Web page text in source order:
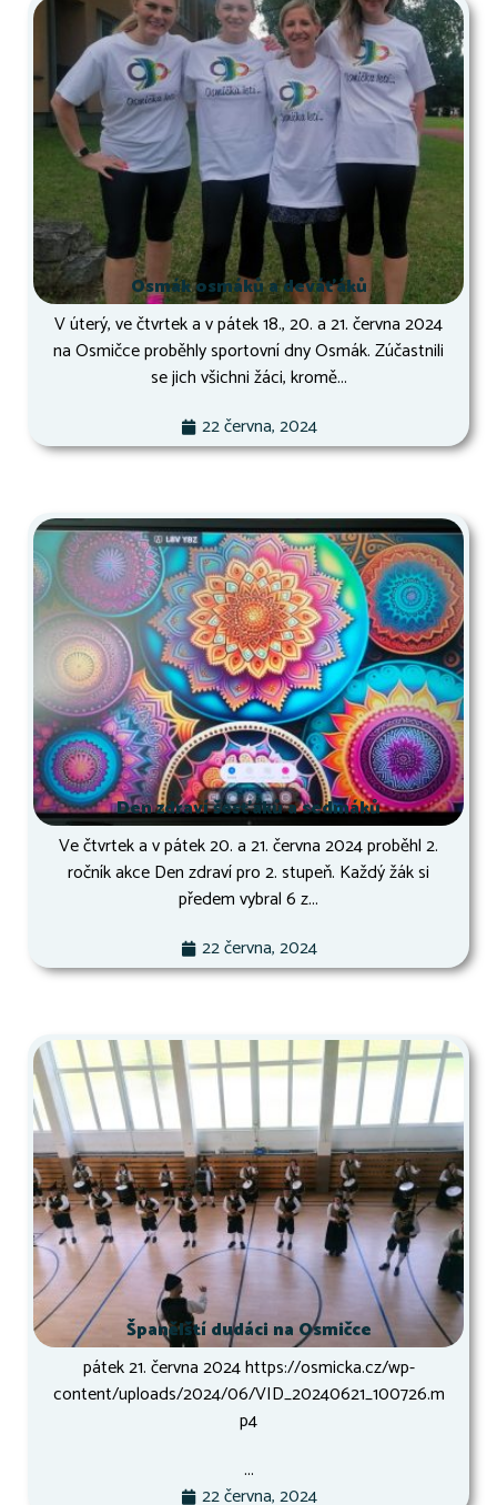
Osmák osmáků a deváťáků
V úterý, ve čtvrtek a v pátek 18., 20. a 21. června 2024
na Osmičce proběhly sportovní dny Osmák. Zúčastnili
se jich všichni žáci, kromě...
22 června, 2024
Den zdraví šesťáků a sedmáků
Ve čtvrtek a v pátek 20. a 21. června 2024 proběhl 2.
ročník akce Den zdraví pro 2. stupeň. Každý žák si
předem vybral 6 z...
22 června, 2024
Španělští dudáci na Osmičce
pátek 21. června 2024 https://osmicka.cz/wp-
content/uploads/2024/06/VID_20240621_100726.m
p4
...
22 června, 2024